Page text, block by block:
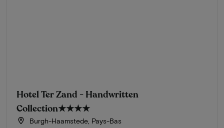
Hotel Ter Zand - Handwritten
Collection★★★★
Burgh-Haamstede, Pays-Bas